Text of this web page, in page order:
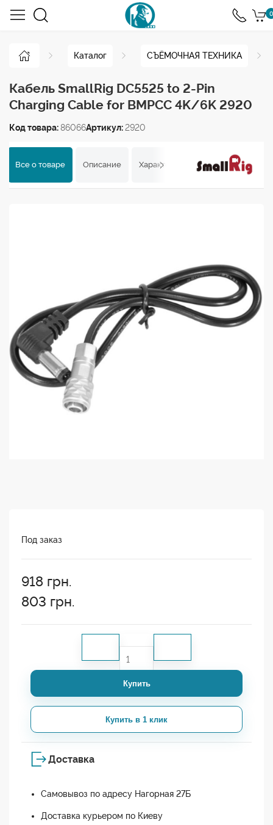
0
Каталог СЪЁМОЧНАЯ ТЕХНИКА
Кабель SmallRig DC5525 to 2-Pin
Charging Cable for BMPCC 4K/6K 2920
Код товара:86066Артикул:2920
Все о товаре Описание Характеристики Отзывы
Под заказ
918 грн.
803 грн.
Купить
Купить в 1 клик
Доставка
Самовывоз по адресу Нагорная 27Б
Доставка курьером по Киеву